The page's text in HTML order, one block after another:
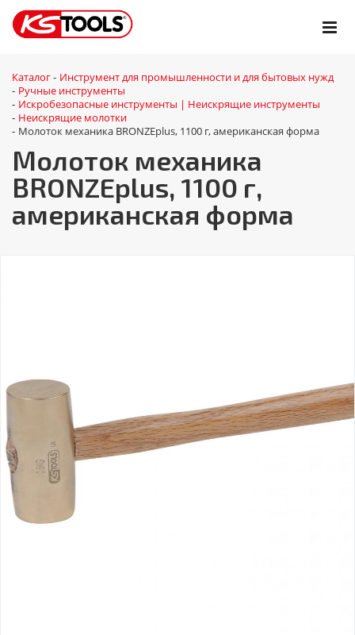
Каталог - Инструмент для промышленности и для бытовых нужд
- Ручные инструменты
- Искробезопасные инструменты | Неискрящие инструменты
- Неискрящие молотки
- Молоток механика BRONZEplus, 1100 г, американская форма
Молоток механика
BRONZEplus, 1100 г,
американская форма